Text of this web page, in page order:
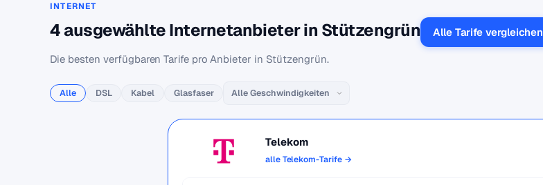
INTERNET
4 ausgewählte Internetanbieter in Stützengrün Alle Tarife vergleichen
Die besten verfügbaren Tarife pro Anbieter in Stützengrün.
Alle DSL Kabel Glasfaser
Telekom
alle Telekom-Tarife →